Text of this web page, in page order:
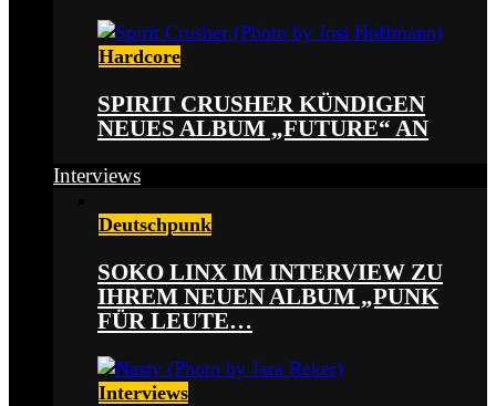
Hardcore
SPIRIT CRUSHER KÜNDIGEN
NEUES ALBUM „FUTURE“ AN
Interviews
Deutschpunk
SOKO LINX IM INTERVIEW ZU
IHREM NEUEN ALBUM „PUNK
FÜR LEUTE…
Interviews